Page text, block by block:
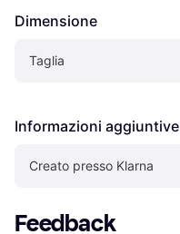
Dimensione
Taglia
Informazioni aggiuntive
Creato presso Klarna
Feedback